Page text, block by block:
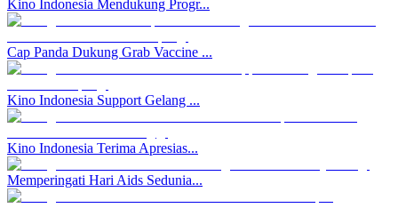
Kino Indonesia Mendukung Progr...
Cap Panda Dukung Grab Vaccine ...
Kino Indonesia Support Gelang ...
Kino Indonesia Terima Apresias...
Memperingati Hari Aids Sedunia...